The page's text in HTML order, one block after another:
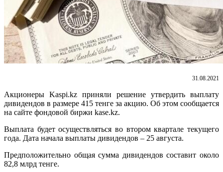
31.08.2021
Акционеры Kaspi.kz приняли решение утвердить выплату
дивидендов в размере 415 тенге за акцию. Об этом сообщается
на сайте фондовой биржи kase.kz.
Выплата будет осуществляться во втором квартале текущего
года. Дата начала выплаты дивидендов – 25 августа.
Предположительно общая сумма дивидендов составит около
82,8 млрд тенге.